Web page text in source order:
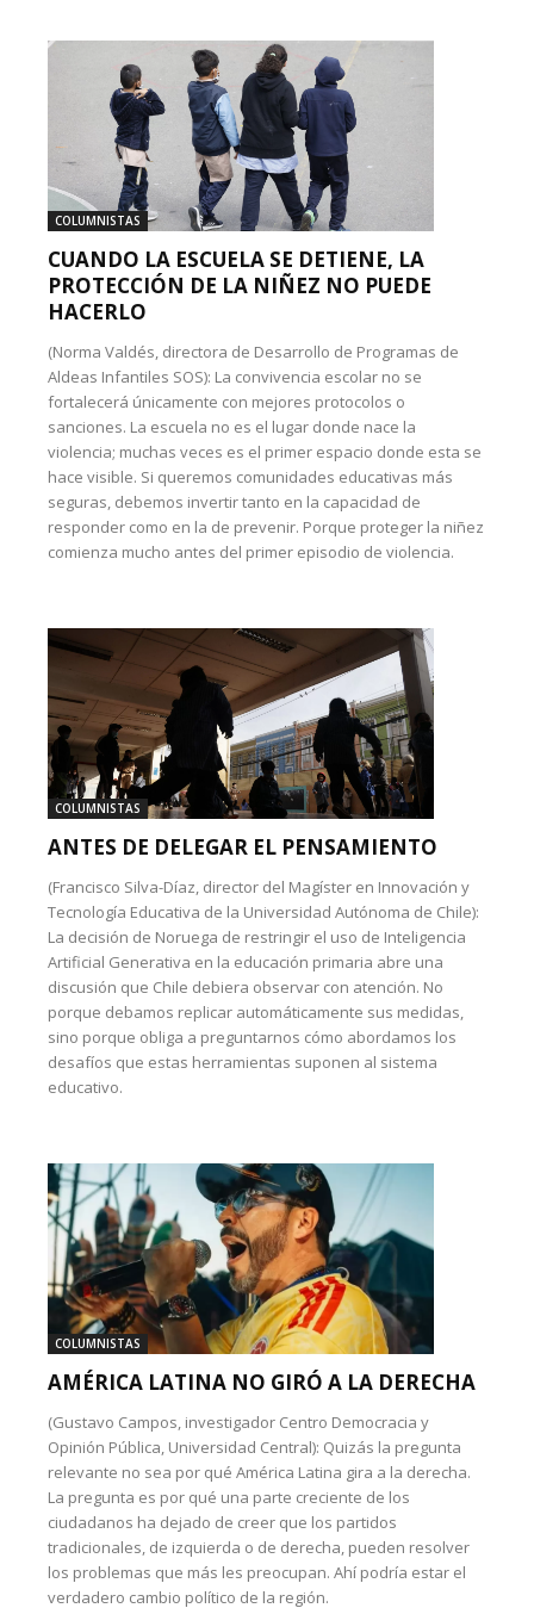
COLUMNISTAS
CUANDO LA ESCUELA SE DETIENE, LA
PROTECCIÓN DE LA NIÑEZ NO PUEDE
HACERLO
(Norma Valdés, directora de Desarrollo de Programas de
Aldeas Infantiles SOS): La convivencia escolar no se
fortalecerá únicamente con mejores protocolos o
sanciones. La escuela no es el lugar donde nace la
violencia; muchas veces es el primer espacio donde esta se
hace visible. Si queremos comunidades educativas más
seguras, debemos invertir tanto en la capacidad de
responder como en la de prevenir. Porque proteger la niñez
comienza mucho antes del primer episodio de violencia.
COLUMNISTAS
ANTES DE DELEGAR EL PENSAMIENTO
(Francisco Silva-Díaz, director del Magíster en Innovación y
Tecnología Educativa de la Universidad Autónoma de Chile):
La decisión de Noruega de restringir el uso de Inteligencia
Artificial Generativa en la educación primaria abre una
discusión que Chile debiera observar con atención. No
porque debamos replicar automáticamente sus medidas,
sino porque obliga a preguntarnos cómo abordamos los
desafíos que estas herramientas suponen al sistema
educativo.
COLUMNISTAS
AMÉRICA LATINA NO GIRÓ A LA DERECHA
(Gustavo Campos, investigador Centro Democracia y
Opinión Pública, Universidad Central): Quizás la pregunta
relevante no sea por qué América Latina gira a la derecha.
La pregunta es por qué una parte creciente de los
ciudadanos ha dejado de creer que los partidos
tradicionales, de izquierda o de derecha, pueden resolver
los problemas que más les preocupan. Ahí podría estar el
verdadero cambio político de la región.